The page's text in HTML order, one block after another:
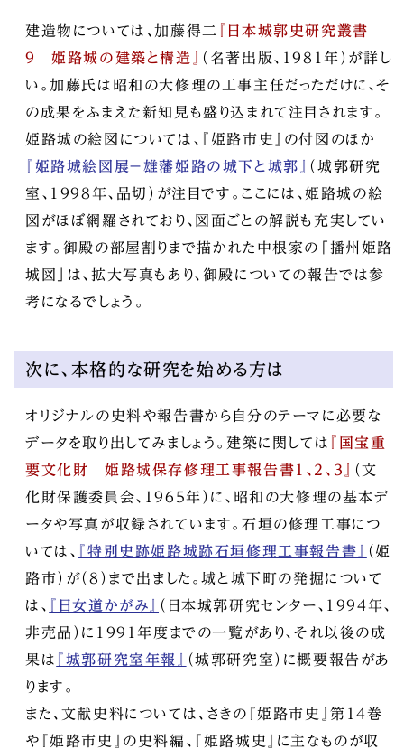
建造物については、加藤得二 『日本城郭史研究叢書
9 姫路城の建築と構造』
（名著出版、1981年）が詳し
い。加藤氏は昭和の大修理の工事主任だっただけに、そ
の成果をふまえた新知見も盛り込まれて注目されます。
姫路城の絵図については、『姫路市史』の付図のほか
『姫路城絵図展－雄藩姫路の城下と城郭』
（城郭研究
室、1998年、品切）が注目です。ここには、姫路城の絵
図がほぼ網羅されており、図面ごとの解説も充実してい
ます。御殿の部屋割りまで描かれた中根家の「播州姫路
城図」は、拡大写真もあり、御殿についての報告では参
考になるでしょう。
次に、本格的な研究を始める方は
オリジナルの史料や報告書から自分のテーマに必要な
データを取り出してみましょう。建築に関しては 『国宝重
要文化財 姫路城保存修理工事報告書1、2、3』
（文
化財保護委員会、1965年）に、昭和の大修理の基本デ
ータや写真が収録されています。石垣の修理工事につ
いては、 『特別史跡姫路城跡石垣修理工事報告書』
（姫
路市）が（8）まで出ました。城と城下町の発掘について
は、 『日女道かがみ』
（日本城郭研究センター、1994年、
非売品）に1991年度までの一覧があり、それ以後の成
果は 『城郭研究室年報』
（城郭研究室）に概要報告があ
ります。
また、文献史料については、さきの『姫路市史』第14巻
や『姫路市史』の史料編、『姫路城史』に主なものが収